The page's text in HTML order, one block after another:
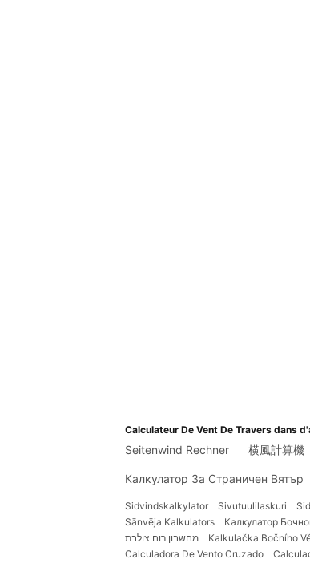
Calculateur De Vent De Travers dans
Seitenwind Rechner 横風計算機
Калкулатор За Страничен Вятър
Sidvindskalkylator Sivutuulilaskuri
Sānvēja Kalkulators
Калкулатор
מחשבון רוח צולבת
Kalkulačka Bočního
Calculadora De Vento Cruzado